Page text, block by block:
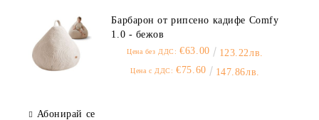
Барбарон от рипсено кадифе Comfy
1.0 - бежов
Цена без ДДС: €63.00 123.22лв.
Цена с ДДС: €75.60 147.86лв.
Абонирай се